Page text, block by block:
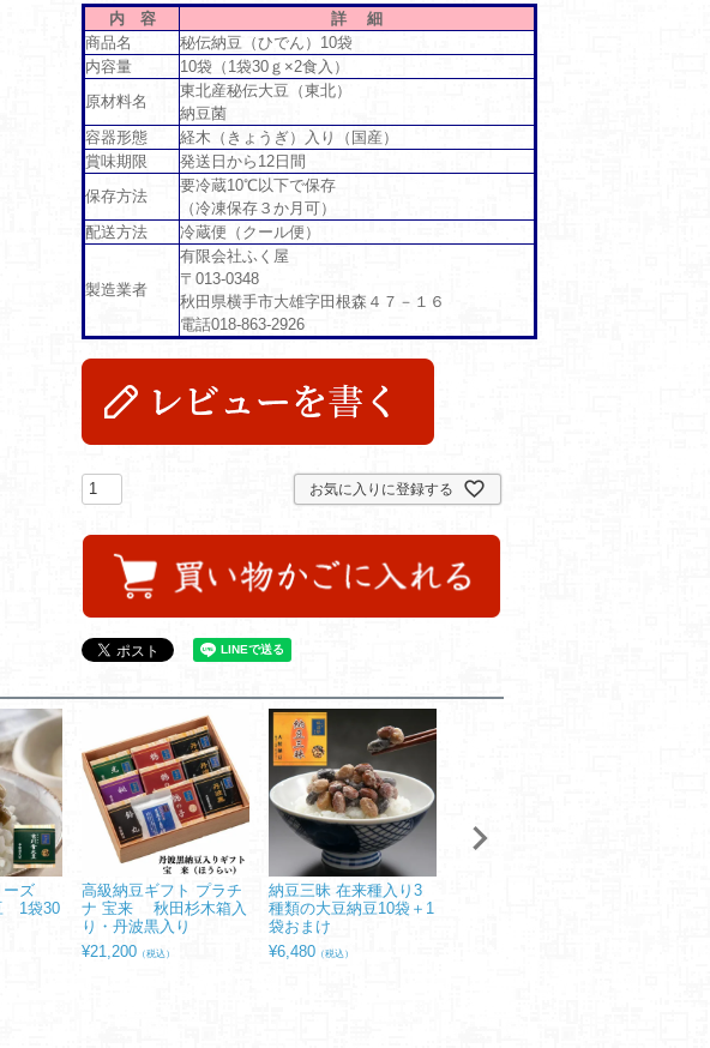
内 容
詳 細
商品名
秘伝納豆（ひでん）10袋
内容量
10袋（1袋30ｇ×2食入）
原材料名
東北産秘伝大豆（東北）
納豆菌
容器形態
経木（きょうぎ）入り（国産）
賞味期限
発送日から12日間
保存方法
要冷蔵10℃以下で保存
（冷凍保存３か月可）
配送方法
冷蔵便（クール便）
製造業者
有限会社ふく屋
〒013-0348
秋田県横手市大雄字田根森４７－１６
電話018-863-2926
お気に入りに登録する
ーズ
1袋30
高級納豆ギフト プラチ
ナ 宝来 秋田杉木箱入
り・丹波黒入り
¥21,200 （税込）
納豆三昧 在来種入り3
種類の大豆納豆10袋＋1
袋おまけ
¥6,480 （税込）